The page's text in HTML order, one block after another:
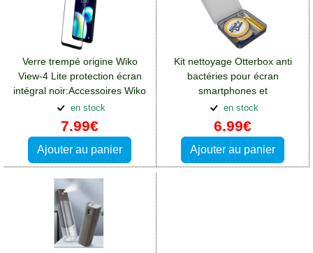
Verre trempé origine Wiko
View-4 Lite protection écran
intégral noir:Accessoires Wiko
View 4 Lite
en stock
7.99€
Ajouter au panier
Kit nettoyage Otterbox anti
bactéries pour écran
smartphones et
tablettes:Accessoires Wiko
View 4 Lite
en stock
6.99€
Ajouter au panier